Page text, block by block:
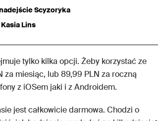
Scyzoryka
Lins
tylko kilka opcji. Żeby korzystać ze
za miesiąc, lub 89,99 PLN za roczną
z iOSem jaki i z Androidem.
jest całkowicie darmowa. Chodzi o